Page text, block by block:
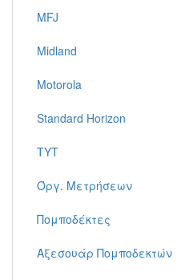
MFJ
Midland
Motorola
Standard Horizon
TYT
Όργ. Μετρήσεων
Πομποδέκτες
Αξεσουάρ Πομποδεκτών